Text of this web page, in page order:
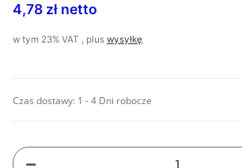
4,78 zł netto
w tym 23% VAT , plus wysyłkę
Czas dostawy: 1 - 4 Dni robocze